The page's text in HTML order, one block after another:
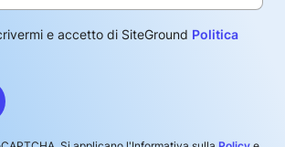
e accetto di SiteGround Politica